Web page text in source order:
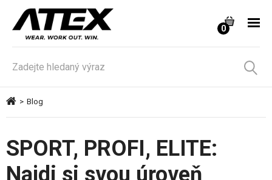
0
> Blog
SPORT, PROFI, ELITE:
Najdi si svou úroveň